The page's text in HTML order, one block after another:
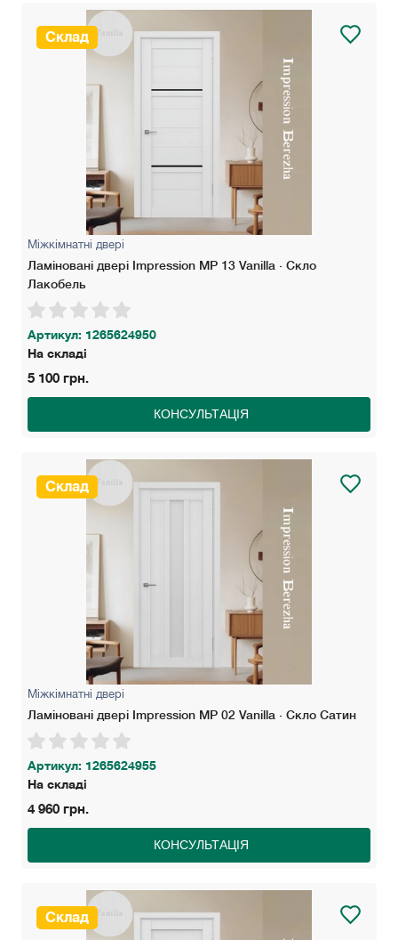
Склад
Міжкімнатні двері
Ламіновані двері Impression MP 13 Vanilla · Скло
Лакобель
Артикул: 1265624950
На складі
5 100 грн.
КОНСУЛЬТАЦІЯ
Склад
Міжкімнатні двері
Ламіновані двері Impression MP 02 Vanilla · Скло Сатин
Артикул: 1265624955
На складі
4 960 грн.
КОНСУЛЬТАЦІЯ
Склад